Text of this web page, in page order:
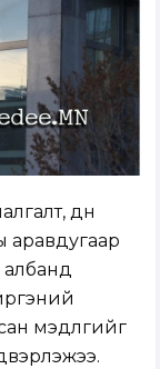
дүн
аравдугаар
албанд
мэдүүлгийг